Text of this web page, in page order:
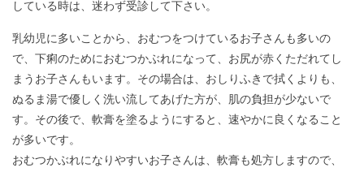
している時は、迷わず受診して下さい。
乳幼児に多いことから、おむつをつけているお子さんも多いの
で、下痢のためにおむつかぶれになって、お尻が赤くただれてし
まうお子さんもいます。その場合は、おしりふきで拭くよりも、
ぬるま湯で優しく洗い流してあげた方が、肌の負担が少ないで
す。その後で、軟膏を塗るようにすると、速やかに良くなること
が多いです。
おむつかぶれになりやすいお子さんは、軟膏も処方しますので、